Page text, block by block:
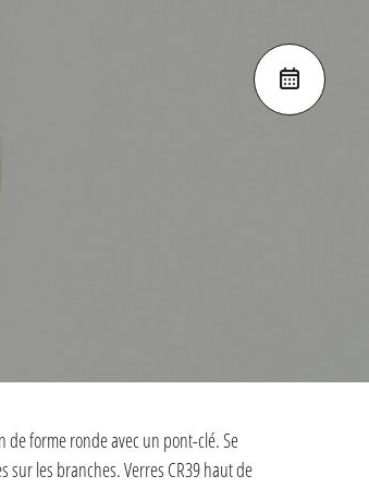
de forme ronde avec un pont-clé. Se
les branches. Verres CR39 haut de